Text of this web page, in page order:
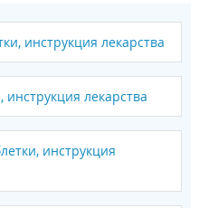
инструкция лекарства
инструкция лекарства
инструкция